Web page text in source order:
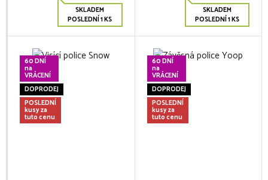
SKLADEM
POSLEDNÍ 1 KS
SKLADEM
POSLEDNÍ 1 KS
60 DNÍ
na
VRÁCENÍ
DOPRODEJ
POSLEDNÍ
kusy za
tuto cenu
60 DNÍ
na
VRÁCENÍ
DOPRODEJ
POSLEDNÍ
kusy za
tuto cenu